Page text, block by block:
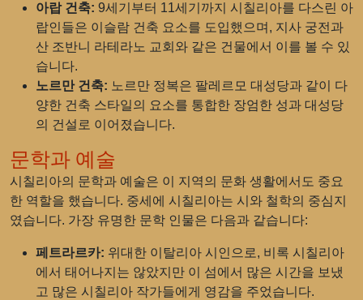
아랍 건축: 9세기부터 11세기까지 시칠리아를 다스린 아
랍인들은 이슬람 건축 요소를 도입했으며, 지사 궁전과
산 조반니 라테라노 교회와 같은 건물에서 이를 볼 수 있
습니다.
노르만 건축: 노르만 정복은 팔레르모 대성당과 같이 다
양한 건축 스타일의 요소를 통합한 장엄한 성과 대성당
의 건설로 이어졌습니다.
문학과 예술
시칠리아의 문학과 예술은 이 지역의 문화 생활에서도 중요
한 역할을 했습니다. 중세에 시칠리아는 시와 철학의 중심지
였습니다. 가장 유명한 문학 인물은 다음과 같습니다:
페트라르카: 위대한 이탈리아 시인으로, 비록 시칠리아
에서 태어나지는 않았지만 이 섬에서 많은 시간을 보냈
고 많은 시칠리아 작가들에게 영감을 주었습니다.